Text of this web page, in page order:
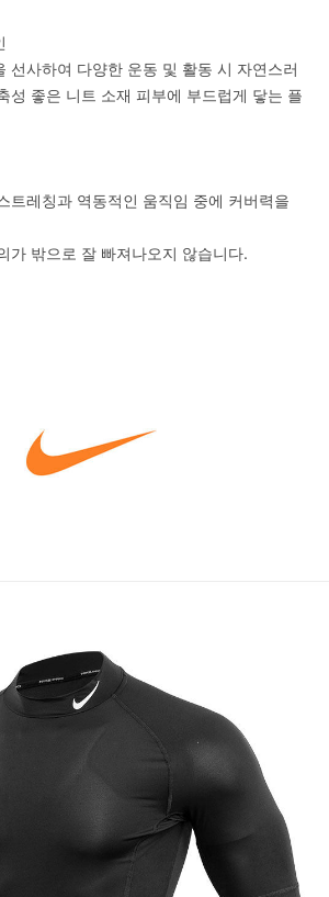
선사하여 다양한 운동 및 활동 시 자연스러
성 좋은 니트 소재 피부에 부드럽게 닿는 플
트레칭과 역동적인 움직임 중에 커버력을
가 밖으로 잘 빠져나오지 않습니다.